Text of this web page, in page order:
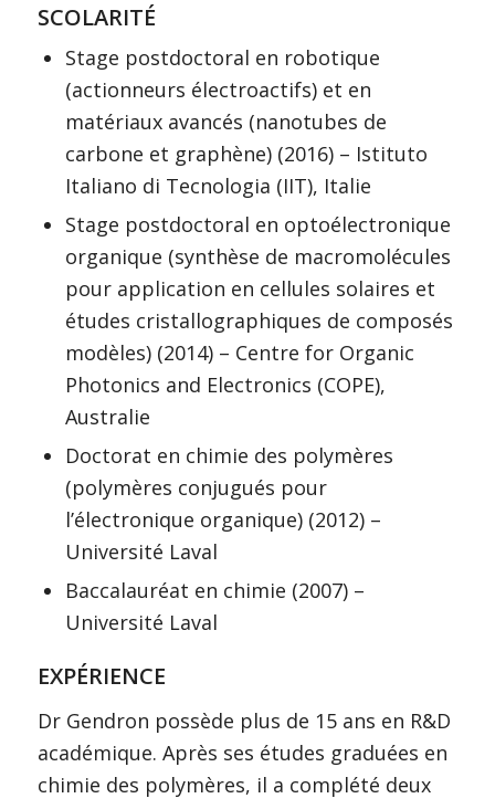
SCOLARITÉ
Stage postdoctoral en robotique
(actionneurs électroactifs) et en
matériaux avancés (nanotubes de
carbone et graphène) (2016) – Istituto
Italiano di Tecnologia (IIT), Italie
Stage postdoctoral en optoélectronique
organique (synthèse de macromolécules
pour application en cellules solaires et
études cristallographiques de composés
modèles) (2014) – Centre for Organic
Photonics and Electronics (COPE),
Australie
Doctorat en chimie des polymères
(polymères conjugués pour
l’électronique organique) (2012) –
Université Laval
Baccalauréat en chimie (2007) –
Université Laval
EXPÉRIENCE
Dr Gendron possède plus de 15 ans en R&D
académique. Après ses études graduées en
chimie des polymères, il a complété deux